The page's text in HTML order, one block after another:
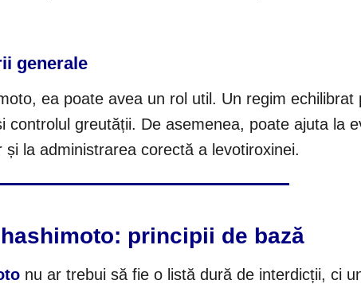
generale
ea poate avea un rol util. Un regim echilibrat
controlul greutății. De asemenea, poate ajuta la
la administrarea corectă a levotiroxinei.
principii de bază
nu ar trebui să fie o listă dură de interdicții, ci